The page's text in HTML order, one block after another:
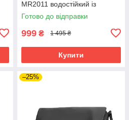
MR2011 водостійкий із
зовнішніми кишенями
(Чорний)
Готово до відправки
999 ₴ 1 495 ₴
Купити
–25%